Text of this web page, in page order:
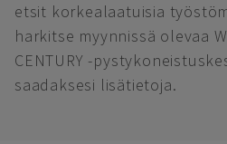
etsit korkealaatuisia
harkitse myynnissä olevaa
CENTURY -
saadaksesi lisätietoja.